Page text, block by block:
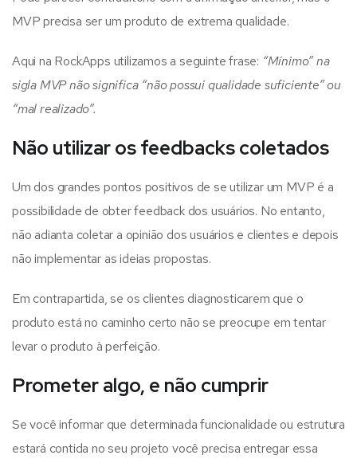
MVP precisa ser um produto de extrema qualidade.
Aqui na RockApps utilizamos a seguinte frase: “Mínimo” na
sigla MVP não significa “não possui qualidade suficiente” ou
“mal realizado”.
Não utilizar os feedbacks coletados
Um dos grandes pontos positivos de se utilizar um MVP é a
possibilidade de obter feedback dos usuários. No entanto,
não adianta coletar a opinião dos usuários e clientes e depois
não implementar as ideias propostas.
Em contrapartida, se os clientes diagnosticarem que o
produto está no caminho certo não se preocupe em tentar
levar o produto à perfeição.
Prometer algo, e não cumprir
Se você informar que determinada funcionalidade ou estrutura
estará contida no seu projeto você precisa entregar essa